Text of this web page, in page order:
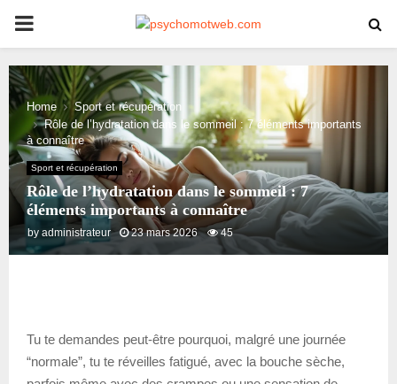
PRIMARY
MENU
Home
Sport et récupération
Rôle de l’hydratation dans le sommeil : 7 éléments importants
à connaître
Sport et récupération
Rôle de l’hydratation dans le sommeil : 7
éléments importants à connaître
by administrateur 23 mars 2026 45
Tu te demandes peut-être pourquoi, malgré une journée
“normale”, tu te réveilles fatigué, avec la bouche sèche,